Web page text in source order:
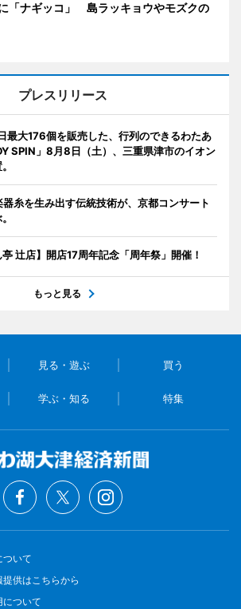
「ナギッコ」 島ラッキョウやモズクの
プレスリリース
最大176個を販売した、行列のできるわたあ
SPIN」8月8日（土）、三重県津市のイオン
糸を生み出す伝統技術が、京都コンサート
亭 辻店】開店17周年記念「周年祭」開催！
もっと見る
見る・遊ぶ 買う
学ぶ・知る 特集
ついて
供はこちらから
について